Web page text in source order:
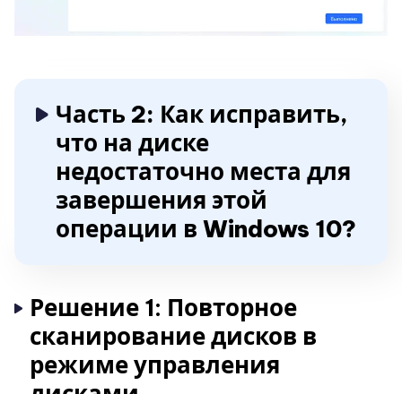
Часть 2: Как исправить,
что на диске
недостаточно места для
завершения этой
операции в Windows 10?
Решение 1: Повторное
сканирование дисков в
режиме управления